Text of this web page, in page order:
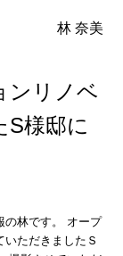
林 奈美
ンリノベ
様邸に
の林です。 オープ
いただきましたＳ